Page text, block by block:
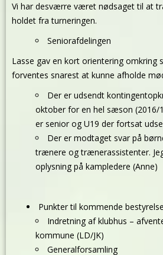
Vi har desværre været nødsaget til at
holdet fra turneringen.
Seniorafdelingen
Lasse gav en kort orientering omkring
forventes snarest at kunne afholde
Der er udsendt
oktober for en hel sæson (2016/
er senior og U19 der fortsat
Der er modtaget svar på
trænere og trænerassistenter.
oplysning på kampledere (Anne)
Punkter til kommende
Indretning af klubhus –
kommune (LD/JK)
Generalforsamling